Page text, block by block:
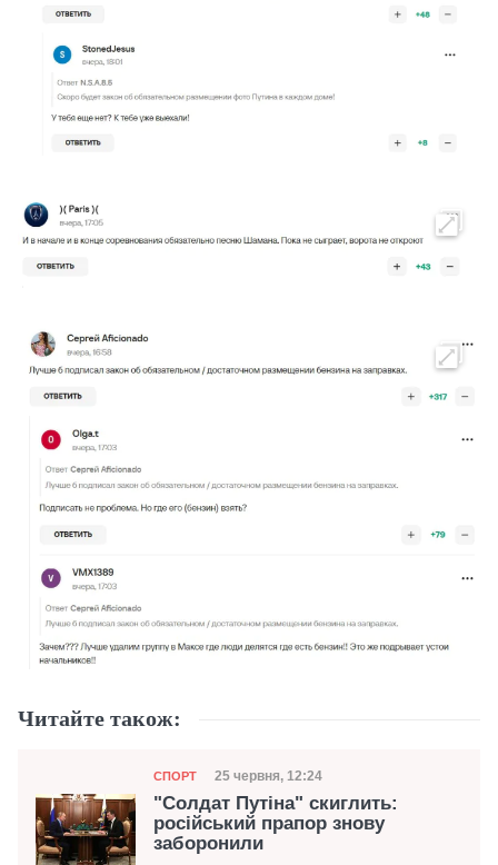
Читайте також:
Категорія
СПОРТ Дата публікації
25 червня, 12:24
"Солдат Путіна" скиглить:
російський прапор знову
заборонили